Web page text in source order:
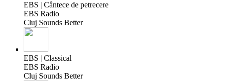
EBS | Cântece de petrecere
EBS Radio
Cluj Sounds Better
EBS | Classical
EBS Radio
Cluj Sounds Better